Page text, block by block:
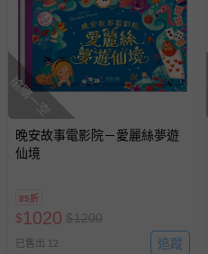
搶購一空
晚安故事電影院－愛麗絲夢遊
仙境
85折
$1020 $1200
已售出 12 追蹤